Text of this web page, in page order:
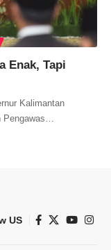
Enak, Tapi
Kalimantan
US